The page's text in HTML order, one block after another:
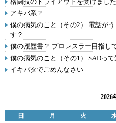
アキバ系？
僕の病気のこと（その2） 電話が
す？
僕の履歴書？ プロレスラー目指し
僕の病気のこと（その1） SADって
イキバタでごめんなさい
2026
日 月 火